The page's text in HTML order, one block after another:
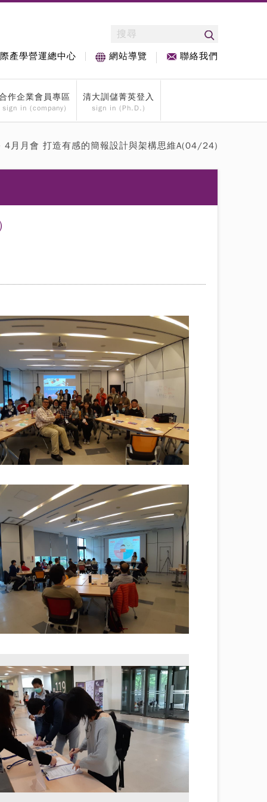
產學營運總中心 網站導覽 聯絡我們
作企業會員專區
sign in (company)
清大訓儲菁英登入
sign in (Ph.D.)
月月會 打造有感的簡報設計與架構思維A(04/24)